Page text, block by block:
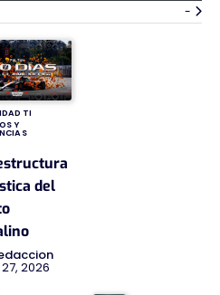
-
TI
Y
del
2026